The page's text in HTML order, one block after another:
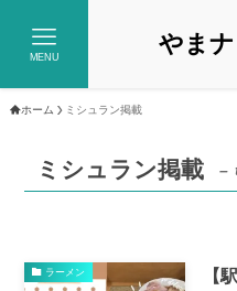
やま
MENU
ホーム ミシュラン掲載
ミシュラン掲載 –
ラーメン
【